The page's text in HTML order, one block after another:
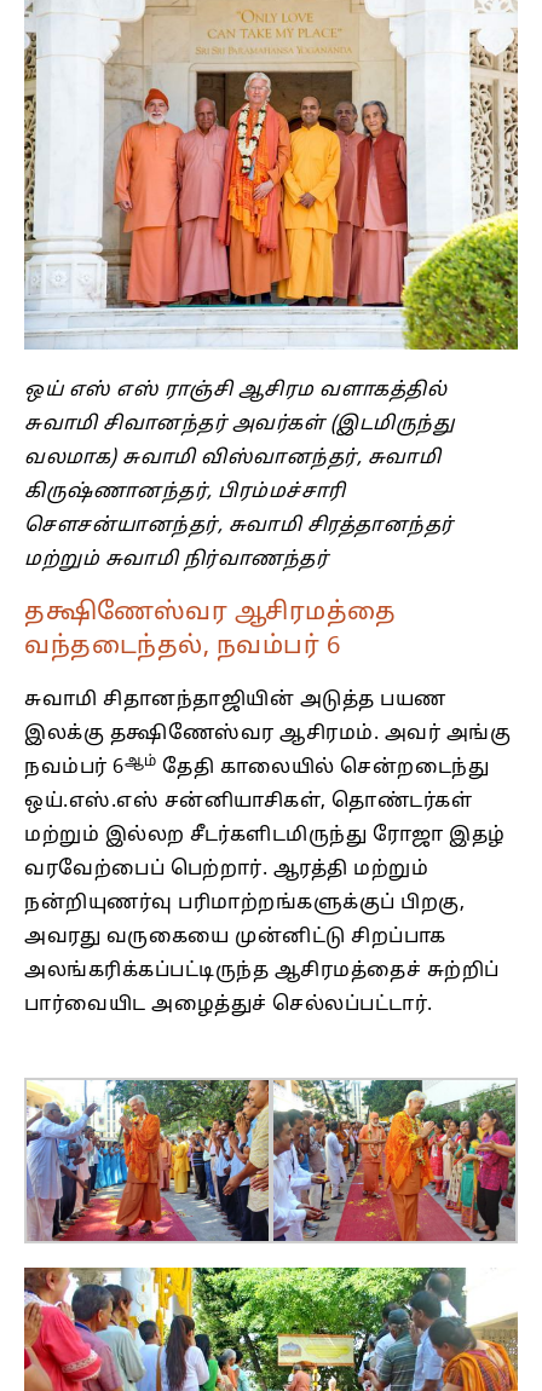
ஒய் எஸ் எஸ் ராஞ்சி ஆசிரம வளாகத்தில்
சுவாமி சிவானந்தர் அவர்கள் (இடமிருந்து
வலமாக) சுவாமி விஸ்வானந்தர், சுவாமி
கிருஷ்ணானந்தர், பிரம்மச்சாரி
செளசன்யானந்தர், சுவாமி சிரத்தானந்தர்
மற்றும் சுவாமி நிர்வாணந்தர்
தக்ஷிணேஸ்வர ஆசிரமத்தை
வந்தடைந்தல், நவம்பர் 6
சுவாமி சிதானந்தாஜியின் அடுத்த பயண
இலக்கு தக்ஷிணேஸ்வர ஆசிரமம். அவர் அங்கு
நவம்பர் 6ஆம் தேதி காலையில் சென்றடைந்து
ஒய்.எஸ்.எஸ் சன்னியாசிகள், தொண்டர்கள்
மற்றும் இல்லற சீடர்களிடமிருந்து ரோஜா இதழ்
வரவேற்பைப் பெற்றார். ஆரத்தி மற்றும்
நன்றியுணர்வு பரிமாற்றங்களுக்குப் பிறகு,
அவரது வருகையை முன்னிட்டு சிறப்பாக
அலங்கரிக்கப்பட்டிருந்த ஆசிரமத்தைச் சுற்றிப்
பார்வையிட அழைத்துச் செல்லப்பட்டார்.